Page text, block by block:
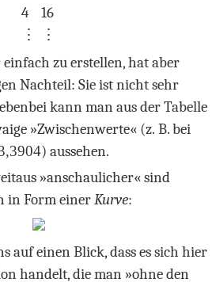
4
16
⋮
⋮
zu erstellen, hat aber
Nachteil: Sie ist nicht sehr
kann man aus der Tabelle
»Zwischenwerte« (z. B. bei
) aussehen.
»anschaulicher« sind
in Form einerKurve:
auf einen Blick, dass es sich hier
handelt, die man »ohne den